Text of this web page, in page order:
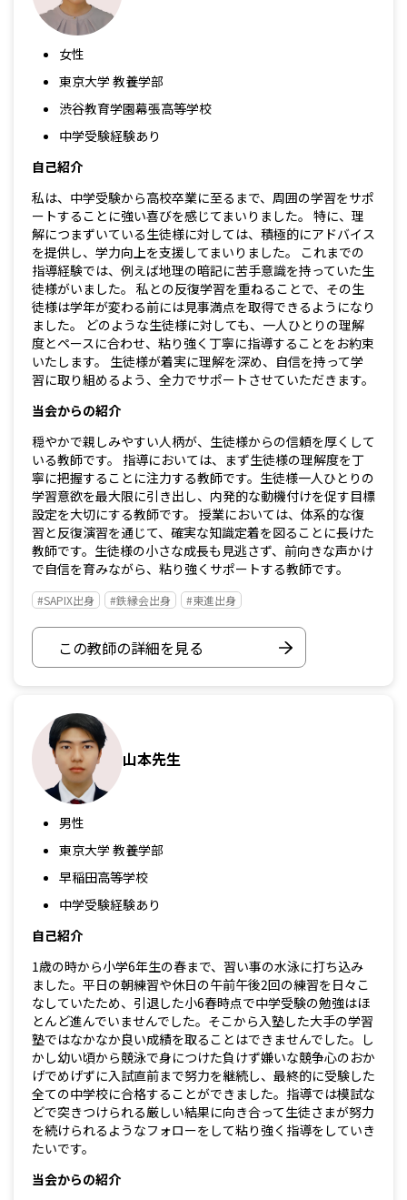
女性
東京大学 教養学部
渋谷教育学園幕張高等学校
中学受験経験あり
自己紹介
私は、中学受験から高校卒業に至るまで、周囲の学習をサポ
ートすることに強い喜びを感じてまいりました。 特に、理
解につまずいている生徒様に対しては、積極的にアドバイス
を提供し、学力向上を支援してまいりました。 これまでの
指導経験では、例えば地理の暗記に苦手意識を持っていた生
徒様がいました。 私との反復学習を重ねることで、その生
徒様は学年が変わる前には見事満点を取得できるようになり
ました。 どのような生徒様に対しても、一人ひとりの理解
度とペースに合わせ、粘り強く丁寧に指導することをお約束
いたします。 生徒様が着実に理解を深め、自信を持って学
習に取り組めるよう、全力でサポートさせていただきます。
当会からの紹介
穏やかで親しみやすい人柄が、生徒様からの信頼を厚くして
いる教師です。 指導においては、まず生徒様の理解度を丁
寧に把握することに注力する教師です。生徒様一人ひとりの
学習意欲を最大限に引き出し、内発的な動機付けを促す目標
設定を大切にする教師です。 授業においては、体系的な復
習と反復演習を通じて、確実な知識定着を図ることに長けた
教師です。生徒様の小さな成長も見逃さず、前向きな声かけ
で自信を育みながら、粘り強くサポートする教師です。
#SAPIX出身 #鉄縁会出身 #東進出身
この教師の詳細を見る
山本先生
男性
東京大学 教養学部
早稲田高等学校
中学受験経験あり
自己紹介
1歳の時から小学6年生の春まで、習い事の水泳に打ち込み
ました。平日の朝練習や休日の午前午後2回の練習を日々こ
なしていたため、引退した小6春時点で中学受験の勉強はほ
とんど進んでいませんでした。そこから入塾した大手の学習
塾ではなかなか良い成績を取ることはできませんでした。し
かし幼い頃から競泳で身につけた負けず嫌いな競争心のおか
げでめげずに入試直前まで努力を継続し、最終的に受験した
全ての中学校に合格することができました。指導では模試な
どで突きつけられる厳しい結果に向き合って生徒さまが努力
を続けられるようなフォローをして粘り強く指導をしていき
たいです。
当会からの紹介